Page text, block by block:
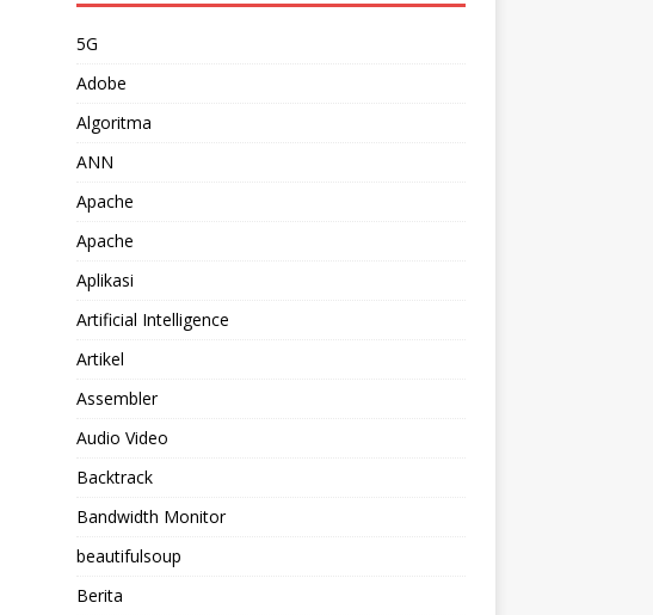
5G
Adobe
Algoritma
ANN
Apache
Apache
Aplikasi
Artificial Intelligence
Artikel
Assembler
Audio Video
Backtrack
Bandwidth Monitor
beautifulsoup
Berita